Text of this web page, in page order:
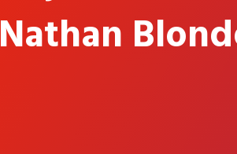
Nathan